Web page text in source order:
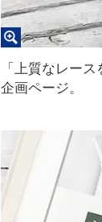
「上質なレー
企画ページ。